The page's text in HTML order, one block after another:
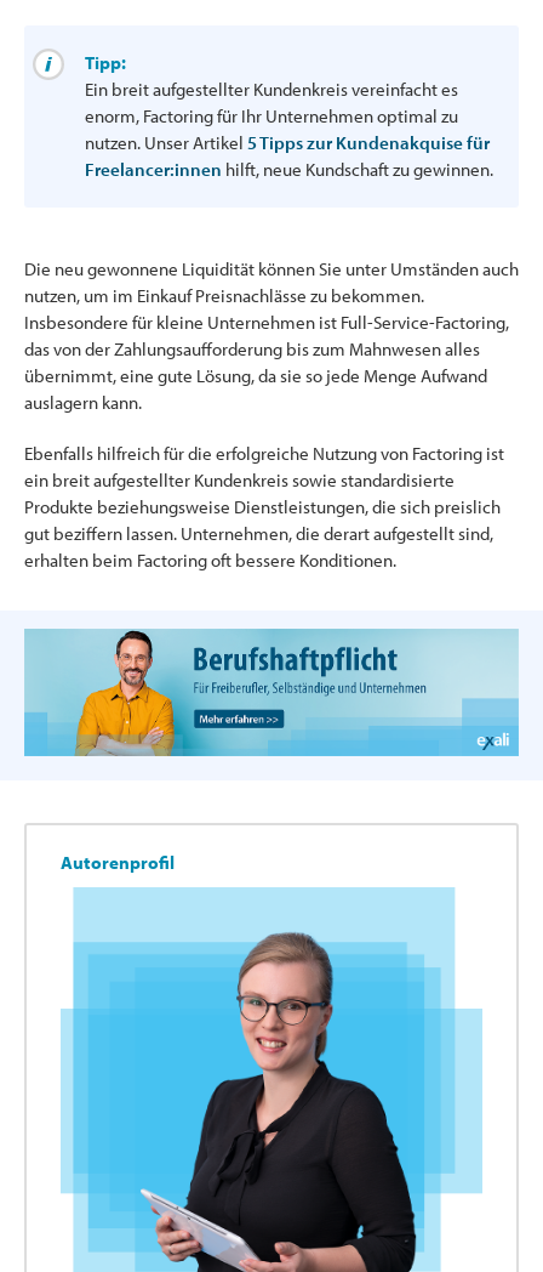
Tipp:
Ein breit aufgestellter Kundenkreis vereinfacht es
enorm, Factoring für Ihr Unternehmen optimal zu
nutzen. Unser Artikel 5 Tipps zur Kundenakquise für
Freelancer:innen hilft, neue Kundschaft zu gewinnen.
Die neu gewonnene Liquidität können Sie unter Umständen auch
nutzen, um im Einkauf Preisnachlässe zu bekommen.
Insbesondere für kleine Unternehmen ist Full-Service-Factoring,
das von der Zahlungsaufforderung bis zum Mahnwesen alles
übernimmt, eine gute Lösung, da sie so jede Menge Aufwand
auslagern kann.
Ebenfalls hilfreich für die erfolgreiche Nutzung von Factoring ist
ein breit aufgestellter Kundenkreis sowie standardisierte
Produkte beziehungsweise Dienstleistungen, die sich preislich
gut beziffern lassen. Unternehmen, die derart aufgestellt sind,
erhalten beim Factoring oft bessere Konditionen.
Autorenprofil